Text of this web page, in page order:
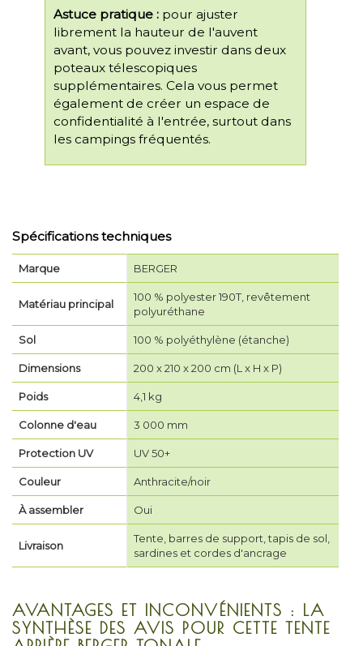
Astuce pratique : pour ajuster
librement la hauteur de l'auvent
avant, vous pouvez investir dans deux
poteaux télescopiques
supplémentaires. Cela vous permet
également de créer un espace de
confidentialité à l'entrée, surtout dans
les campings fréquentés.
Spécifications techniques
Marque BERGER
Matériau principal
100 % polyester 190T, revêtement
polyuréthane
Sol 100 % polyéthylène (étanche)
Dimensions 200 x 210 x 200 cm (L x H x P)
Poids 4,1 kg
Colonne d'eau 3 000 mm
Protection UV UV 50+
Couleur Anthracite/noir
À assembler Oui
Livraison
Tente, barres de support, tapis de sol,
sardines et cordes d'ancrage
AVANTAGES ET INCONVÉNIENTS : LA
SYNTHÈSE DES AVIS POUR CETTE TENTE